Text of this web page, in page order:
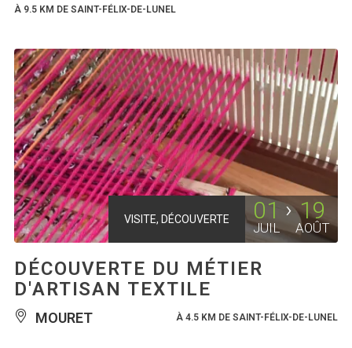
À 9.5 KM DE SAINT-FÉLIX-DE-LUNEL
VISITE, DÉCOUVERTE 01
JUIL
19
AOÛT
DÉCOUVERTE DU MÉTIER
D'ARTISAN TEXTILE
MOURET À 4.5 KM DE SAINT-FÉLIX-DE-LUNEL